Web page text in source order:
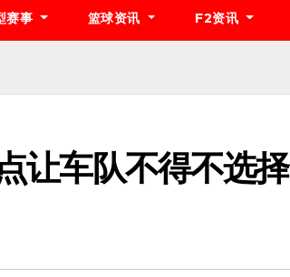
赛事 篮球资讯 F2资讯
让车队不得不选择